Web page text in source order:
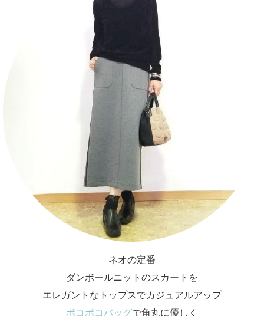
ネオの定番
ダンボールニットのスカートを
エレガントなトップスでカジュアルアップ
ポコポコバッグで角丸に優しく